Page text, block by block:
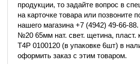
продукции, то задайте вопрос в
на карточке товара или позвоните
нашего магазина +7 (4942) 49-66-88.
№20 65мм нат. свет. щетина, пласт.
T4P 0100120 (в упаковке 6шт) в
оформить заказ с этим товаром.